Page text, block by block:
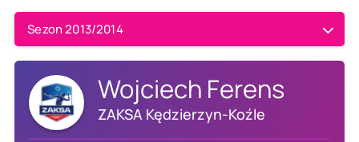
Sezon 2013/2014
Wojciech Ferens
ZAKSA Kędzierzyn-Koźle